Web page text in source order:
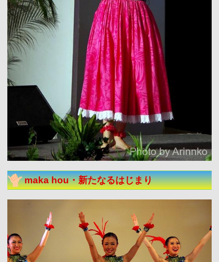
maka hou・新たなるはじまり